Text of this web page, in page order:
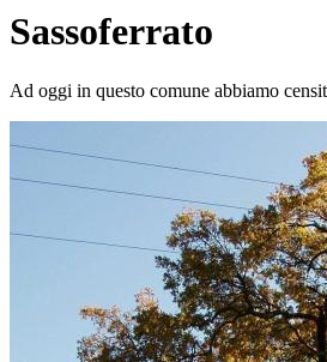
Sassoferrato
Ad oggi in questo comune abbiamo